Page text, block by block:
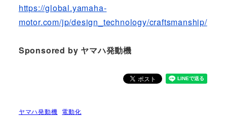
https://global.yamaha-
motor.com/jp/design_technology/craftsmanship/
Sponsored by ヤマハ発動機
ヤマハ発動機 電動化